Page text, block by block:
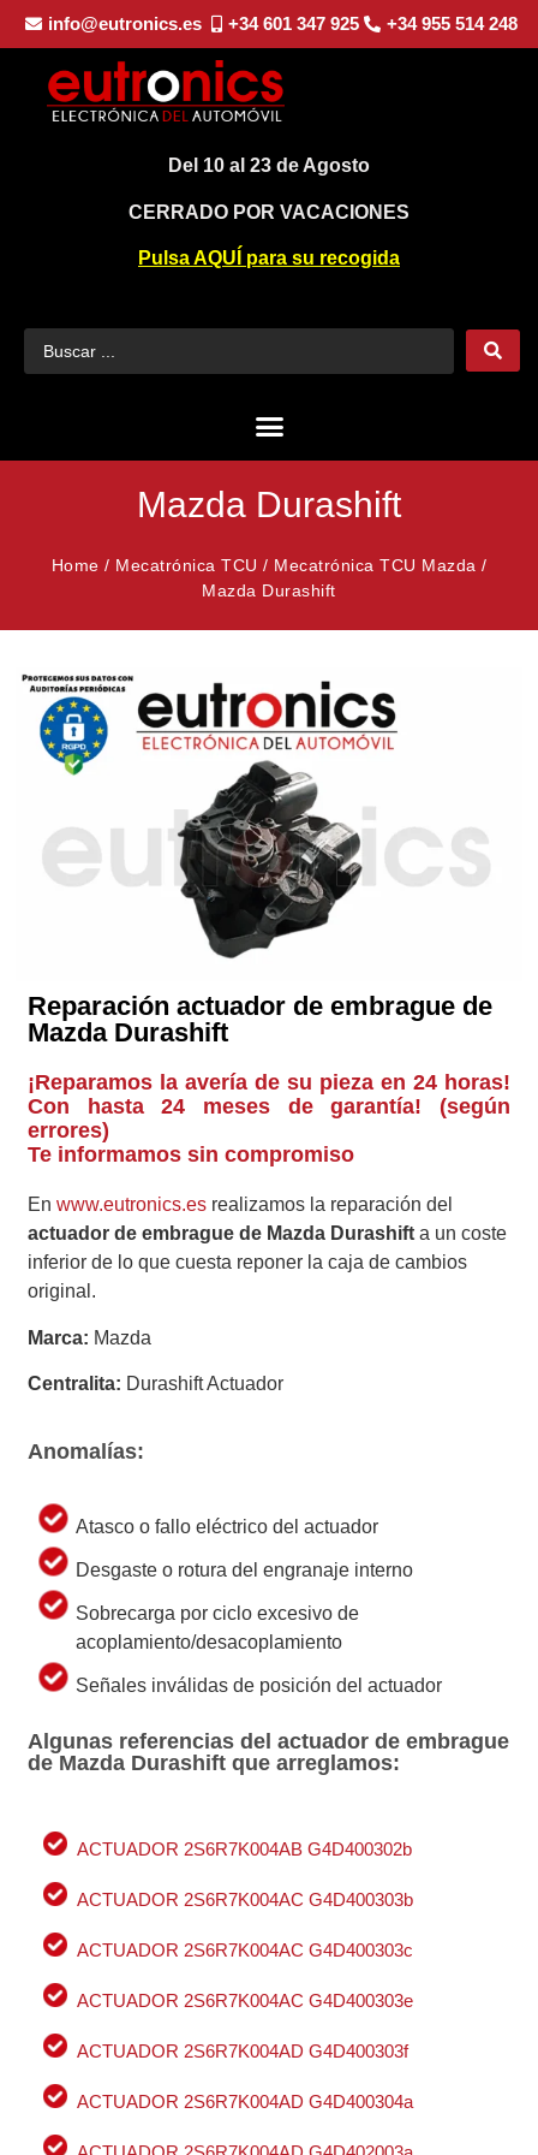
info@eutronics.es +34 601 347 925 +34 955 514 248
Del 10 al 23 de Agosto
CERRADO POR VACACIONES
Pulsa AQUÍ para su recogida
Mazda Durashift
Home / Mecatrónica TCU / Mecatrónica TCU Mazda /
Mazda Durashift
Reparación actuador de embrague de
Mazda Durashift
¡Reparamos la avería de su pieza en 24 horas!
Con hasta 24 meses de garantía! (según
errores)
Te informamos sin compromiso
Enwww.eutronics.es realizamos la reparación del
actuador de embrague de Mazda Durashift a un coste
inferior de lo que cuesta reponer la caja de cambios
original.
Marca: Mazda
Centralita: Durashift Actuador
Anomalías:
Atasco o fallo eléctrico del actuador
Desgaste o rotura del engranaje interno
Sobrecarga por ciclo excesivo de
acoplamiento/desacoplamiento
Señales inválidas de posición del actuador
Algunas referencias del actuador de embrague
de Mazda Durashift que arreglamos:
ACTUADOR 2S6R7K004AB G4D400302b
ACTUADOR 2S6R7K004AC G4D400303b
ACTUADOR 2S6R7K004AC G4D400303c
ACTUADOR 2S6R7K004AC G4D400303e
ACTUADOR 2S6R7K004AD G4D400303f
ACTUADOR 2S6R7K004AD G4D400304a